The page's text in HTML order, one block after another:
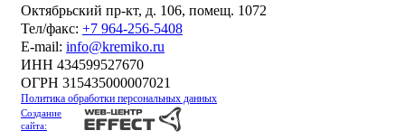
Октябрьский пр-кт, д. 106, помещ. 1072
Тел/факс: +7 964-256-5408
Е-mail: info@kremiko.ru
ИНН 434599527670
ОГРН 315435000007021
Политика обработки персональных данных
Создание
сайта: